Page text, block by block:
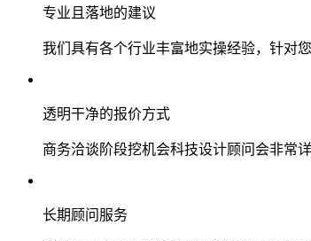
专业且落地的建议
我们具有各个行业丰富地实操经验，针对
透明干净的报价方式
商务洽谈阶段挖机会科技设计顾问会非常
长期顾问服务